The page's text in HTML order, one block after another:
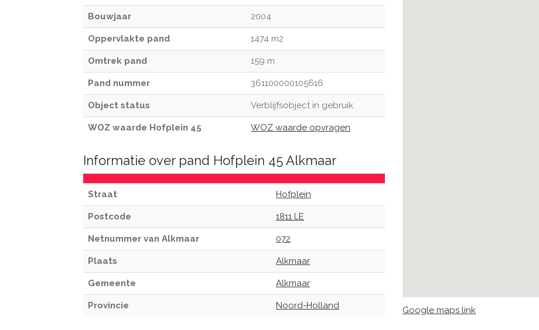
Bouwjaar 2004
Oppervlakte pand 1474 m2
Omtrek pand 159 m
Pand nummer 361100000105616
Object status Verblijfsobject in gebruik
WOZ waarde Hofplein 45 WOZ waarde opvragen
Informatie over pand Hofplein 45 Alkmaar
Straat Hofplein
Postcode 1811 LE
Netnummer van Alkmaar 072
Plaats Alkmaar
Gemeente Alkmaar
Provincie Noord-Holland Google maps link